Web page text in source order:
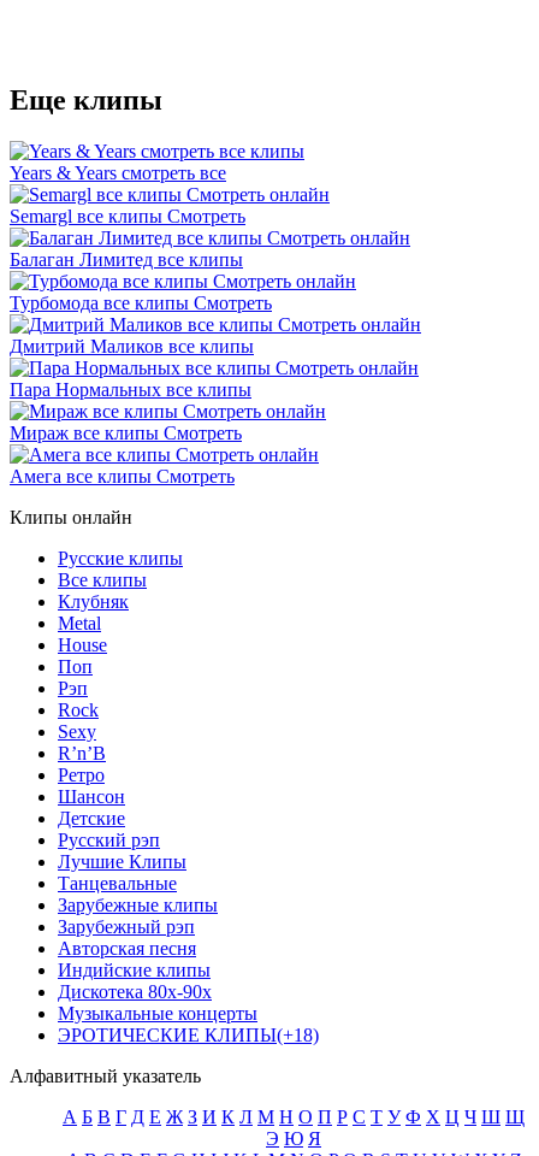
Еще клипы
Years & Years смотреть все
Semargl все клипы Смотреть
Балаган Лимитед все клипы
Турбомода все клипы Смотреть
Дмитрий Маликов все клипы
Пара Нормальных все клипы
Мираж все клипы Смотреть
Амега все клипы Смотреть
Клипы онлайн
Русские клипы
Все клипы
Клубняк
Metal
House
Поп
Рэп
Rock
Sexy
R’n’B
Ретро
Шансон
Детские
Русский рэп
Лучшие Клипы
Танцевальные
Зарубежные клипы
Зарубежный рэп
Авторская песня
Индийские клипы
Дискотека 80х-90х
Музыкальные концерты
ЭРОТИЧЕСКИЕ КЛИПЫ(+18)
Алфавитный указатель
А Б В Г Д Е Ж З И К Л М Н О П Р С Т У Ф Х Ц Ч Ш Щ
Э Ю Я